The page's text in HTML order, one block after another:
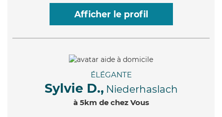
Afficher le profil
ÉLÉGANTE
Sylvie D., Niederhaslach
à 5km de chez Vous